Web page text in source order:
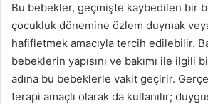
Bu bebekler, geçmişte kaybedilen bir
çocukluk dönemine özlem duymak
hafifletmek amacıyla tercih edilebilir.
bebeklerin yapısını ve bakımı ile ilgili
adına bu bebeklerle vakit geçirir.
terapi amaçlı olarak da kullanılır;